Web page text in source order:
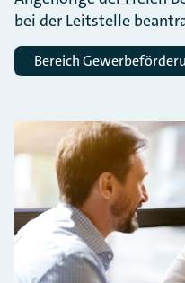
bei der Leitstelle
Bereich